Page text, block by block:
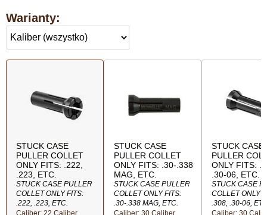
Warianty:
STUCK CASE
PULLER COLLET
ONLY FITS: .222,
.223, ETC.
STUCK CASE PULLER
COLLET ONLY FITS:
.222, .223, ETC.
Caliber: 22 Caliber
STUCK CASE
PULLER COLLET
ONLY FITS: .30-.338
MAG, ETC.
STUCK CASE PULLER
COLLET ONLY FITS:
.30-.338 MAG, ETC.
Caliber: 30 Caliber
STUCK CASE
PULLER
ONLY FITS:
.30-06, ETC.
STUCK CASE
COLLET ONLY
.308, .30-06,
Caliber: 30